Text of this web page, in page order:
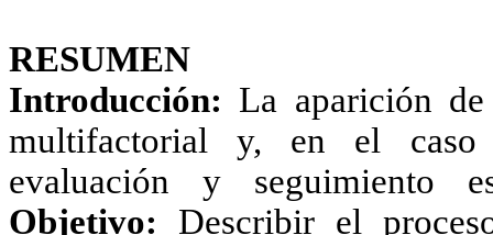
RESUMEN
Introducción: La aparición
multifactorial y, en el caso
evaluación y seguimiento
Objetivo: Describir el